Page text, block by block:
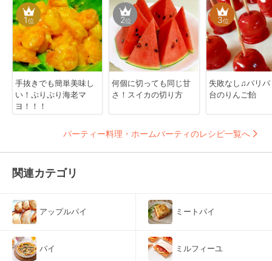
1位
手抜きでも簡単美味し
い！ぷりぷり海老マ
ヨ！！！
2位
何個に切っても同じ甘
さ！スイカの切り方
3位
失敗なし♫パリ
台のりんご飴
パーティー料理・ホームパーティのレシピ一覧へ
関連カテゴリ
アップルパイ ミートパイ
パイ ミルフィーユ